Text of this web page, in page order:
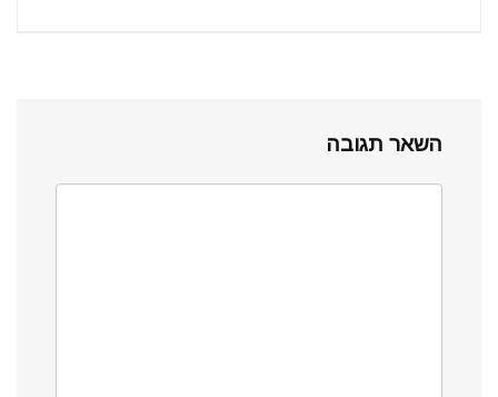
השאר תגובה